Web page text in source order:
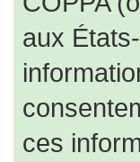
aux
ces